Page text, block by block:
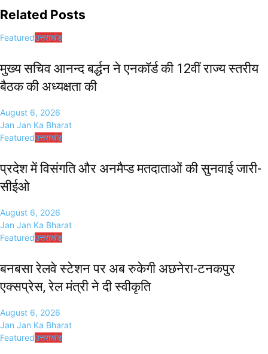
Related Posts
Featuredउत्तराखंड
मुख्य सचिव आनन्द बर्द्धन ने एनकॉर्ड की 12वीं राज्य स्तरीय
बैठक की अध्यक्षता की
August 6, 2026
Jan Jan Ka Bharat
Featuredउत्तराखंड
प्रदेश में विसंगति और अनमैप्ड मतदाताओं की सुनवाई जारी-
सीईओ
August 6, 2026
Jan Jan Ka Bharat
Featuredउत्तराखंड
बनबसा रेलवे स्टेशन पर अब रुकेगी अछनेरा-टनकपुर
एक्सप्रेस, रेल मंत्री ने दी स्वीकृति
August 6, 2026
Jan Jan Ka Bharat
Featuredउत्तराखंड